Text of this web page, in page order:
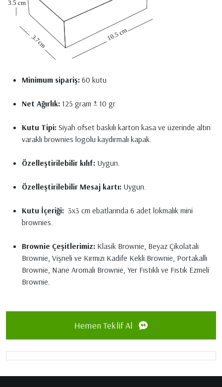
Minimum sipariş: 60 kutu
Net Ağırlık: 125 gram ± 10 gr
Kutu Tipi: Siyah ofset baskılı karton kasa ve üzerinde altın
varaklı brownies logolu kaydırmalı kapak.
Özelleştirilebilir kılıf: Uygun.
Özelleştirilebilir Mesaj kartı: Uygun.
Kutu İçeriği: 3x3 cm ebatlarında 6 adet lokmalık mini
brownies.
Brownie Çeşitlerimiz: Klasik Brownie, Beyaz Çikolatalı
Brownie, Vişneli ve Kırmızı Kadife Kekli Brownie, Portakallı
Brownie, Nane Aromalı Brownie, Yer Fıstıklı ve Fıstık Ezmeli
Brownie.
Hemen Teklif Al